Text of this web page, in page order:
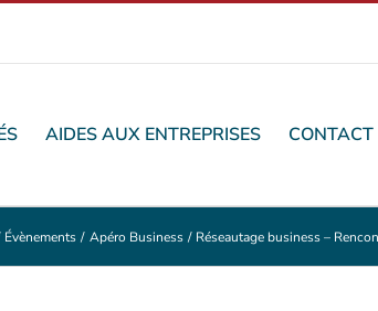
AIDES AUX ENTREPRISES CONTACT
Évènements Apéro Business Réseautage business –